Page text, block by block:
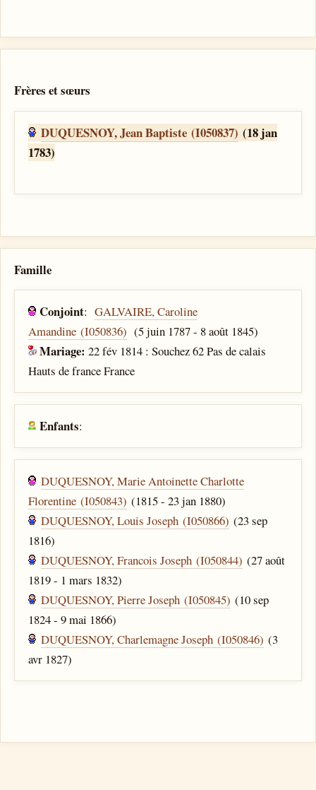
Frères et sœurs
DUQUESNOY, Jean Baptiste (I050837) (18 jan
1783)
Famille
Conjoint:GALVAIRE, Caroline
Amandine (I050836) (5 juin 1787 - 8 août 1845)
Mariage:22 fév 1814 : Souchez 62 Pas de calais
Hauts de france France
Enfants:
DUQUESNOY, Marie Antoinette Charlotte
Florentine (I050843) (1815 - 23 jan 1880)
DUQUESNOY, Louis Joseph (I050866) (23 sep
1816)
DUQUESNOY, Francois Joseph (I050844) (27 août
1819 - 1 mars 1832)
DUQUESNOY, Pierre Joseph (I050845) (10 sep
1824 - 9 mai 1866)
DUQUESNOY, Charlemagne Joseph (I050846) (3
avr 1827)